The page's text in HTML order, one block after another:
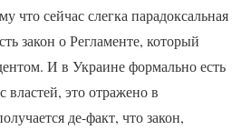
что сейчас слегка парадоксальная
закон о Регламенте, который
И в Украине формально есть
властей, это отражено в
де-факт, что закон,